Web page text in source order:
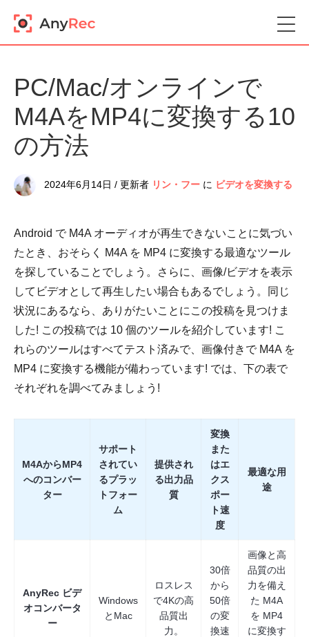
PC/Mac/オンラインで
M4AをMP4に変換する10
の方法
2024年6月14日 / 更新者 リン・フー に ビデオを変換する
Android で M4A オーディオが再生できないことに気づい
たとき、おそらく M4A を MP4 に変換する最適なツール
を探していることでしょう。さらに、画像/ビデオを表示
してビデオとして再生したい場合もあるでしょう。同じ
状況にあるなら、ありがたいことにこの投稿を見つけま
した! この投稿では 10 個のツールを紹介しています! こ
れらのツールはすべてテスト済みで、画像付きで M4A を
MP4 に変換する機能が備わっています! では、下の表で
それぞれを調べてみましょう!
M4AからMP4
へのコンバー
ター
サポート
されてい
るプラッ
トフォー
ム
提供され
る出力品
質
変換
また
はエ
クス
ポー
ト速
度
最適な用
途
AnyRec ビデ
オコンバータ
ー
Windows
とMac
ロスレス
で4Kの高
品質出
力。
30倍
から
50倍
の変
換速
画像と高
品質の出
力を備え
た M4A
を MP4
に変換す